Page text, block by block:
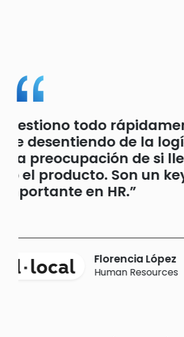
“Son el aliado perfecto
quienes nos
llevar adelante las
la Empresa. Solución
que abarca todo lo que
María Noel